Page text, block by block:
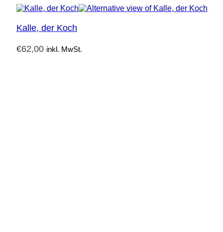
Kalle, der Koch
€62,00 inkl. MwSt.